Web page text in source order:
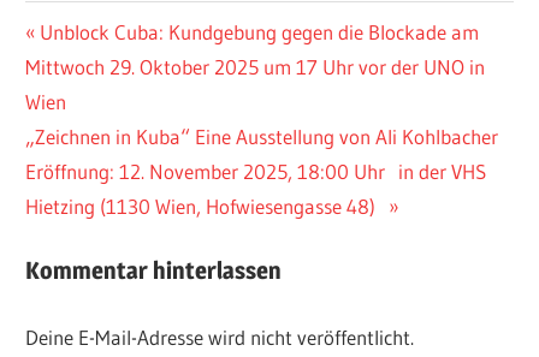
Beitragsnavigation
Vorheriger
Beitrag:
Unblock Cuba: Kundgebung gegen die Blockade am
Mittwoch 29. Oktober 2025 um 17 Uhr vor der UNO in
Wien
Nächster
Beitrag:
„Zeichnen in Kuba“ Eine Ausstellung von Ali Kohlbacher
Eröffnung: 12. November 2025, 18:00 Uhr in der VHS
Hietzing (1130 Wien, Hofwiesengasse 48)
Kommentar hinterlassen
Deine E-Mail-Adresse wird nicht veröffentlicht.